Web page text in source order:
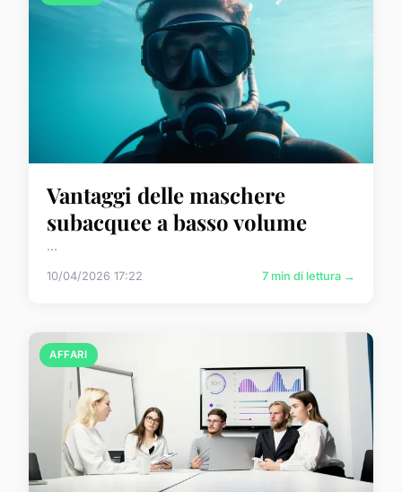
Vantaggi delle maschere
subacquee a basso volume
...
10/04/2026 17:22 7 min di lettura →
AFFARI